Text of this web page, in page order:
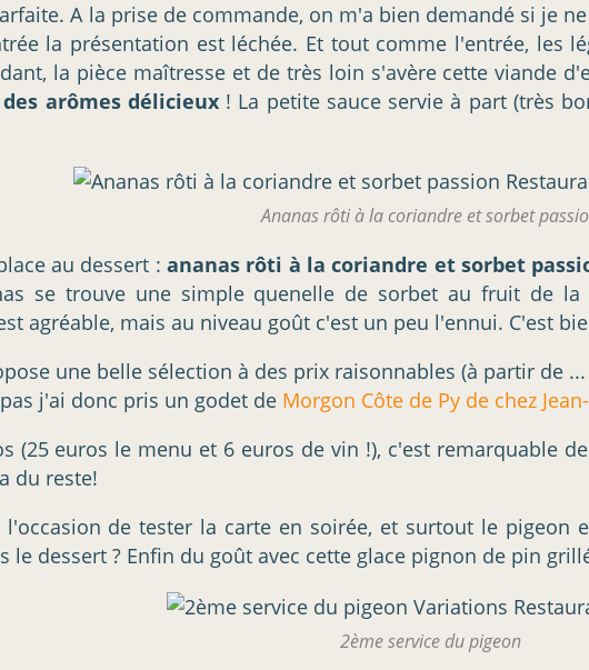
A la prise de commande, on m'a bien demandé si je
la présentation est léchée. Et tout comme l'entrée, les
la pièce maîtresse et de très loin s'avère cette viande
arômes délicieux! La petite sauce servie à part (très
Ananas rôti à la coriandre et sorbet
au dessert : ananas rôti à la coriandre et sorbet
se trouve une simple quenelle de sorbet au fruit de la
agréable, mais au niveau goût c'est un peu l'ennui. C'est
une belle sélection à des prix raisonnables (à partir de ...
j'ai donc pris un godet de Morgon Côte de Py de chez
(25 euros le menu et 6 euros de vin !), c'est remarquable
du reste!
l'occasion de tester la carte en soirée, et surtout le
le dessert ? Enfin du goût avec cette glace pignon de pin
2ème service du pigeon